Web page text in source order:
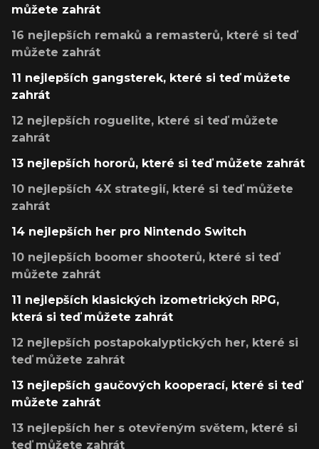
můžete zahrát
16 nejlepších remaků a remasterů, které si teď
můžete zahrát
11 nejlepších gangsterek, které si teď můžete
zahrát
12 nejlepších roguelite, které si teď můžete
zahrát
13 nejlepších hororů, které si teď můžete zahrát
10 nejlepších 4X strategií, které si teď můžete
zahrát
14 nejlepších her pro Nintendo Switch
10 nejlepších boomer shooterů, které si teď
můžete zahrát
11 nejlepších klasických izometrických RPG,
která si teď můžete zahrát
12 nejlepších postapokalyptických her, které si
teď můžete zahrát
13 nejlepších gaučových kooperací, které si teď
můžete zahrát
13 nejlepších her s otevřeným světem, které si
teď můžete zahrát